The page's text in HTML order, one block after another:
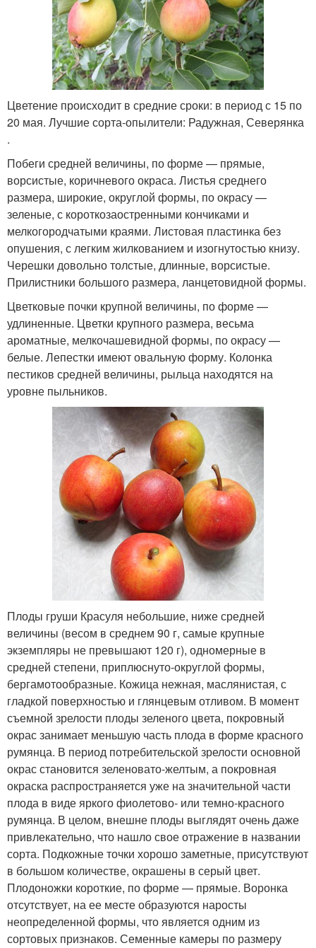
Цветение происходит в средние сроки: в период с 15 по
20 мая. Лучшие сорта-опылители: Радужная, Северянка
.
Побеги средней величины, по форме — прямые,
ворсистые, коричневого окраса. Листья среднего
размера, широкие, округлой формы, по окрасу —
зеленые, с короткозаостренными кончиками и
мелкогородчатыми краями. Листовая пластинка без
опушения, с легким жилкованием и изогнутостью книзу.
Черешки довольно толстые, длинные, ворсистые.
Прилистники большого размера, ланцетовидной формы.
Цветковые почки крупной величины, по форме —
удлиненные. Цветки крупного размера, весьма
ароматные, мелкочашевидной формы, по окрасу —
белые. Лепестки имеют овальную форму. Колонка
пестиков средней величины, рыльца находятся на
уровне пыльников.
Плоды груши Красуля небольшие, ниже средней
величины (весом в среднем 90 г, самые крупные
экземпляры не превышают 120 г), одномерные в
средней степени, приплюснуто-округлой формы,
бергамотообразные. Кожица нежная, маслянистая, с
гладкой поверхностью и глянцевым отливом. В момент
съемной зрелости плоды зеленого цвета, покровный
окрас занимает меньшую часть плода в форме красного
румянца. В период потребительской зрелости основной
окрас становится зеленовато-желтым, а покровная
окраска распространяется уже на значительной части
плода в виде яркого фиолетово- или темно-красного
румянца. В целом, внешне плоды выглядят очень даже
привлекательно, что нашло свое отражение в названии
сорта. Подкожные точки хорошо заметные, присутствуют
в большом количестве, окрашены в серый цвет.
Плодоножки короткие, по форме — прямые. Воронка
отсутствует, на ее месте образуются наросты
неопределенной формы, что является одним из
сортовых признаков. Семенные камеры по размеру